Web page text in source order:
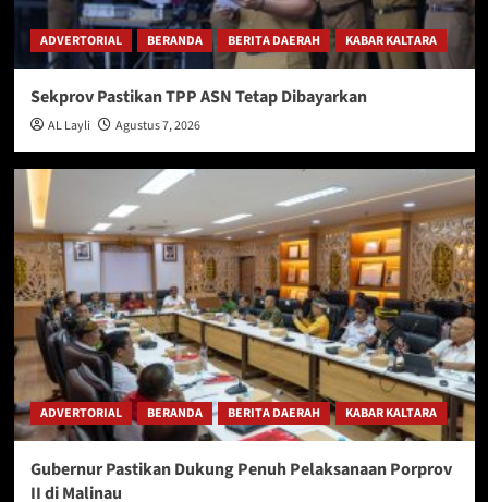
ADVERTORIAL BERANDA BERITA DAERAH KABAR KALTARA
Sekprov Pastikan TPP ASN Tetap Dibayarkan
AL Layli Agustus 7, 2026
ADVERTORIAL BERANDA BERITA DAERAH KABAR KALTARA
Gubernur Pastikan Dukung Penuh Pelaksanaan Porprov
II di Malinau